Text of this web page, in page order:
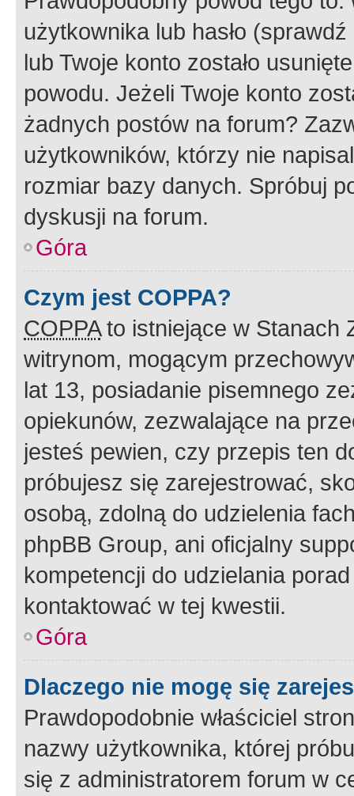
użytkownika lub hasło
lub Twoje konto zostało
powodu. Jeżeli Twoje konto
żadnych postów na forum?
użytkowników, którzy nie
rozmiar bazy danych. Spróbuj
dyskusji na forum.
Góra
Czym jest COPPA?
COPPAto istniejące w Stanach
witrynom, mogącym
lat 13, posiadanie pisemnego
opiekunów, zezwalające na
jesteś pewien, czy przepis ten
próbujesz się zarejestrować,
osobą, zdolną do udzielenia
phpBB Group, ani oficjalny
kompetencji do udzielania
kontaktować w tej kwestii.
Góra
Dlaczego nie mogę się
Prawdopodobnie właściciel
nazwy użytkownika, której
się z administratorem forum w